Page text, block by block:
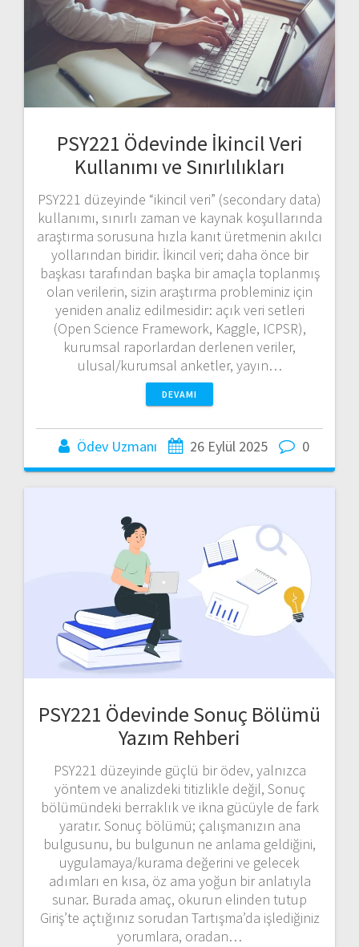
PSY221 Ödevinde İkincil Veri
Kullanımı ve Sınırlılıkları
PSY221 düzeyinde “ikincil veri” (secondary data)
kullanımı, sınırlı zaman ve kaynak koşullarında
araştırma sorusuna hızla kanıt üretmenin akılcı
yollarından biridir. İkincil veri; daha önce bir
başkası tarafından başka bir amaçla toplanmış
olan verilerin, sizin araştırma probleminiz için
yeniden analiz edilmesidir: açık veri setleri
(Open Science Framework, Kaggle, ICPSR),
kurumsal raporlardan derlenen veriler,
ulusal/kurumsal anketler, yayın…
DEVAMI
Ödev Uzmanı 26 Eylül 2025 0
PSY221 Ödevinde Sonuç Bölümü
Yazım Rehberi
PSY221 düzeyinde güçlü bir ödev, yalnızca
yöntem ve analizdeki titizlikle değil, Sonuç
bölümündeki berraklık ve ikna gücüyle de fark
yaratır. Sonuç bölümü; çalışmanızın ana
bulgusunu, bu bulgunun ne anlama geldiğini,
uygulamaya/kurama değerini ve gelecek
adımları en kısa, öz ama yoğun bir anlatıyla
sunar. Burada amaç, okurun elinden tutup
Giriş’te açtığınız sorudan Tartışma’da işlediğiniz
yorumlara, oradan…